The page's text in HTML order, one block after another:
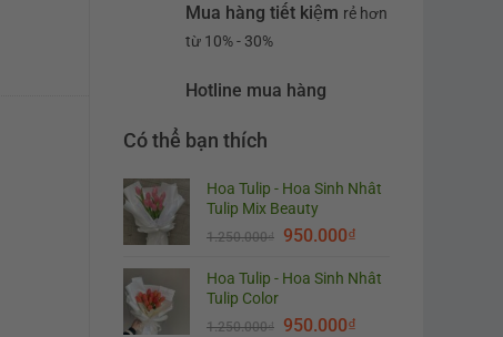
Mua hàng tiết kiệm rẻ hơn
từ 10% - 30%
Hotline mua hàng
Có thể bạn thích
Hoa Tulip - Hoa Sinh Nhât
Tulip Mix Beauty
1.250.000₫ 950.000₫
Hoa Tulip - Hoa Sinh Nhât
Tulip Color
1.250.000₫ 950.000₫